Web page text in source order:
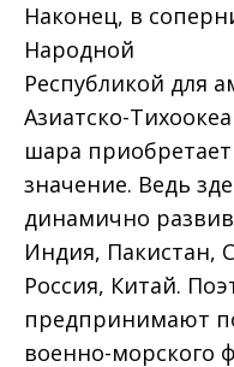
Наконец, в
Народной
Республикой для
Азиатско-
шара
значение. Ведь
динамично
Индия, Пакистан,
Россия, Китай.
предпринимают
военно-морского